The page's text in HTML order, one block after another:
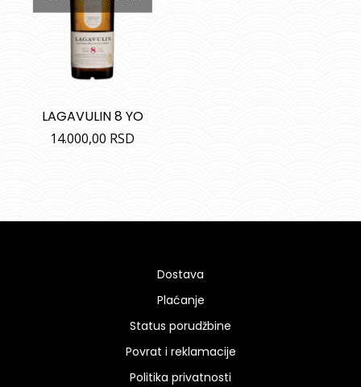
LAGAVULIN 8 YO
14.000,00 RSD
Dostava
Plaćanje
Status porudžbine
Povrat i reklamacije
Politika privatnosti